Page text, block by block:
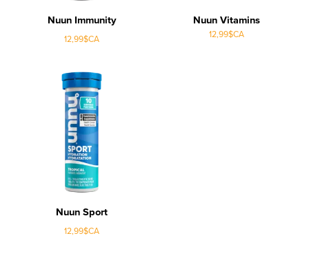
Nuun Immunity
12,99$CA
Nuun Vitamins
12,99$CA
Nuun Sport
12,99$CA